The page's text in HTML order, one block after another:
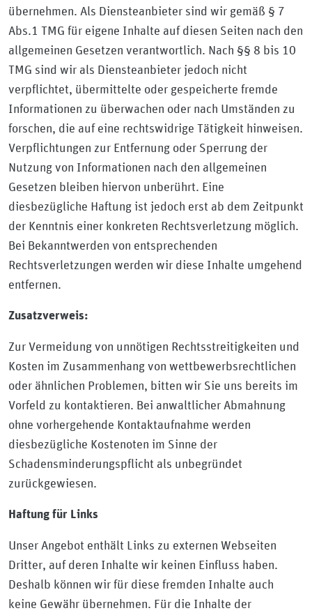
übernehmen. Als Diensteanbieter sind wir gemäß § 7
Abs.1 TMG für eigene Inhalte auf diesen Seiten nach den
allgemeinen Gesetzen verantwortlich. Nach §§ 8 bis 10
TMG sind wir als Diensteanbieter jedoch nicht
verpflichtet, übermittelte oder gespeicherte fremde
Informationen zu überwachen oder nach Umständen zu
forschen, die auf eine rechtswidrige Tätigkeit hinweisen.
Verpflichtungen zur Entfernung oder Sperrung der
Nutzung von Informationen nach den allgemeinen
Gesetzen bleiben hiervon unberührt. Eine
diesbezügliche Haftung ist jedoch erst ab dem Zeitpunkt
der Kenntnis einer konkreten Rechtsverletzung möglich.
Bei Bekanntwerden von entsprechenden
Rechtsverletzungen werden wir diese Inhalte umgehend
entfernen.
Zusatzverweis:
Zur Vermeidung von unnötigen Rechtsstreitigkeiten und
Kosten im Zusammenhang von wettbewerbsrechtlichen
oder ähnlichen Problemen, bitten wir Sie uns bereits im
Vorfeld zu kontaktieren. Bei anwaltlicher Abmahnung
ohne vorhergehende Kontaktaufnahme werden
diesbezügliche Kostenoten im Sinne der
Schadensminderungspflicht als unbegründet
zurückgewiesen.
Haftung für Links
Unser Angebot enthält Links zu externen Webseiten
Dritter, auf deren Inhalte wir keinen Einfluss haben.
Deshalb können wir für diese fremden Inhalte auch
keine Gewähr übernehmen. Für die Inhalte der